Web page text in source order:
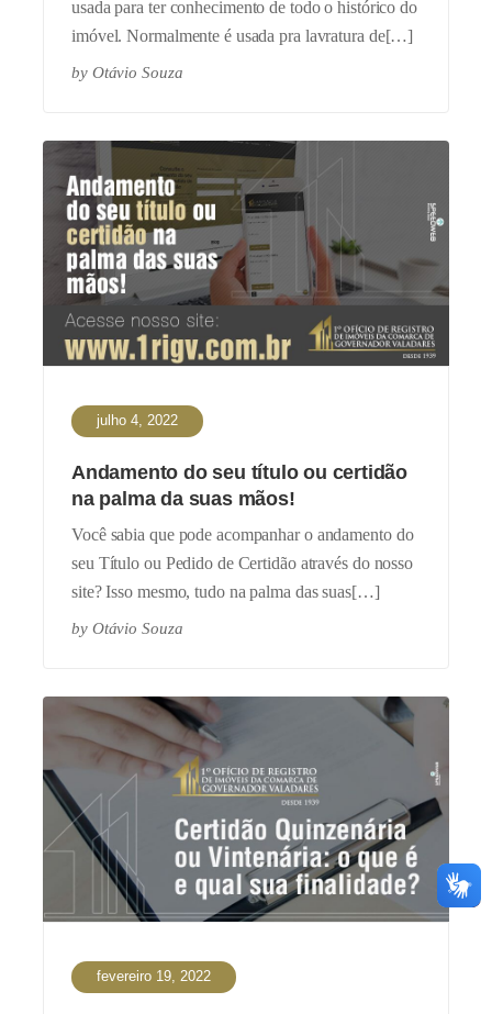
usada para ter conhecimento de todo o histórico do
imóvel. Normalmente é usada pra lavratura de[…]
by Otávio Souza
julho 4, 2022
Andamento do seu título ou certidão
na palma da suas mãos!
Você sabia que pode acompanhar o andamento do
seu Título ou Pedido de Certidão através do nosso
site? Isso mesmo, tudo na palma das suas[…]
by Otávio Souza
fevereiro 19, 2022